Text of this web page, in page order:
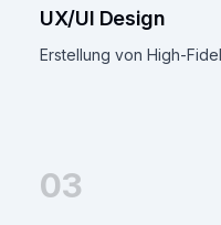
UX/UI Design
Erstellung von High-
03